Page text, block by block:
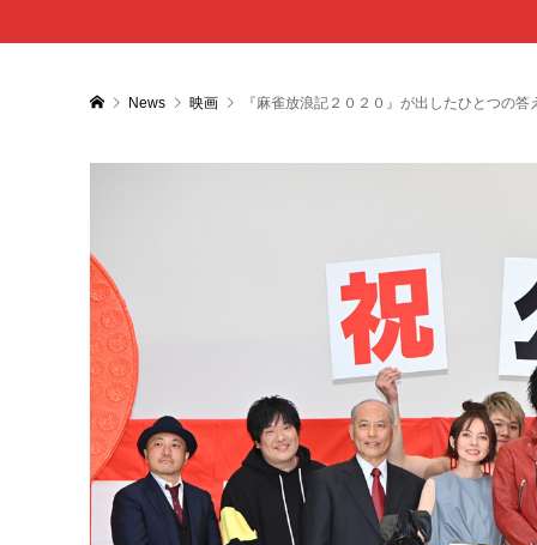
News 映画 『麻雀放浪記２０２０』が出したひとつの